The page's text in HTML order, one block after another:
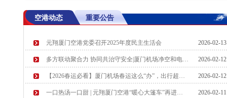
MU2790
无锡 起飞 11:19
CA2788 成都（天府） 预计起飞 11:35
空港动态 重要公告
元翔厦门空港党委召开2025年度民主生活会 2026-02-
多方联动聚合力 协同共治守安全|厦门机场净空和电… 2026-02-
【2026春运必看】厦门机场春运这么“办”，出行超… 2026-02-
一口热汤一口甜 | 元翔厦门空港“暖心大篷车”再进… 2026-02-